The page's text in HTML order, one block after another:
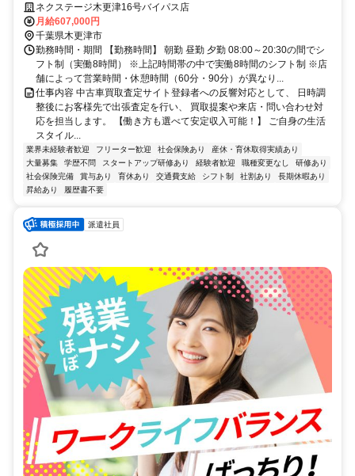
心の研修カリキュラム♪
ネクステージ木更津16号バイパス店
月給607,000円
千葉県木更津市
勤務時間・期間 【勤務時間】 朝勤 昼勤 夕勤 08:00～20:30の間でシ
フト制（実働8時間） ※上記時間帯の中で実働8時間のシフト制 ※店
舗によって営業時間・休憩時間（60分・90分）が異なり...
仕事内容 中古車買取査定サイト登録者への反響対応として、 日時調
整後にお客様先で出張査定を行い、 買取提案や来店・問い合わせ対
応を担当します。 【働き方も選べて安定収入可能！】 ご自身の生活
スタイル...
業界未経験者歓迎 フリーター歓迎 社会保険あり
産休・育休取得実績あり
大量募集
学歴不問 スタートアップ研修あり 経験者歓迎 職種変更なし
研修あり
社会保険完備
賞与あり 育休あり 交通費支給 シフト制 社割あり
長期休暇あり
昇給あり
履歴書不要
派遣社員